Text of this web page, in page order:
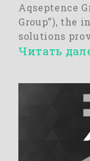
Aqseptence
Group”), the
solutions
Читать